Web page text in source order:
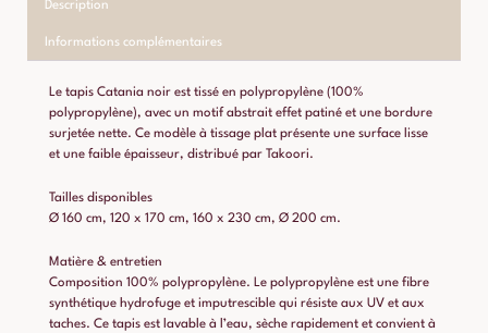
Description
Informations complémentaires
Le tapis Catania noir est tissé en polypropylène (100%
polypropylène), avec un motif abstrait effet patiné et une bordure
surjetée nette. Ce modèle à tissage plat présente une surface lisse
et une faible épaisseur, distribué par Takoori.
Tailles disponibles
Ø 160 cm, 120 x 170 cm, 160 x 230 cm, Ø 200 cm.
Matière & entretien
Composition 100% polypropylène. Le polypropylène est une fibre
synthétique hydrofuge et imputrescible qui résiste aux UV et aux
taches. Ce tapis est lavable à l’eau, sèche rapidement et convient à